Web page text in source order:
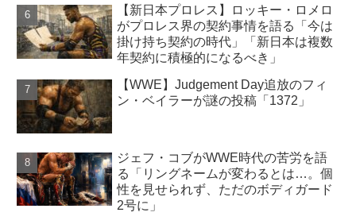
【新日本プロレス】ロッキー・ロメロ
がプロレス界の契約事情を語る「今は
掛け持ち契約の時代」「新日本は複数
年契約に積極的になるべき」
【WWE】Judgement Day追放のフィ
ン・ベイラーが謎の投稿「1372」
ジェフ・コブがWWE時代の苦労を語
る「リングネームが変わるとは…。個
性を見せられず、ただのボディガード
2号に」